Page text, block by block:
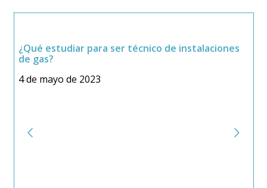
¿Qué estudiar para ser técnico de instalaciones
de gas?
4 de mayo de 2023